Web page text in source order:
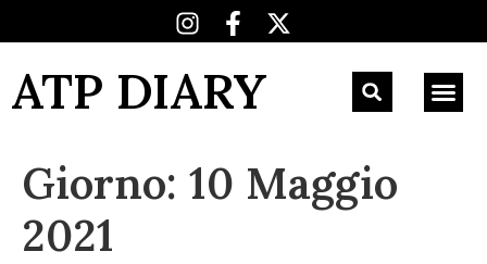
ATP DIARY
Giorno: 10 Maggio
2021